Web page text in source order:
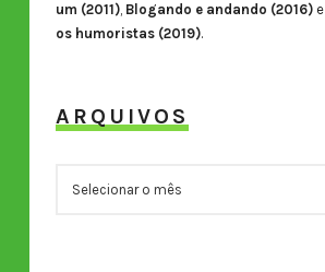
um (2011), Blogando e andando (2016)e
os humoristas (2019).
ARQUIVOS